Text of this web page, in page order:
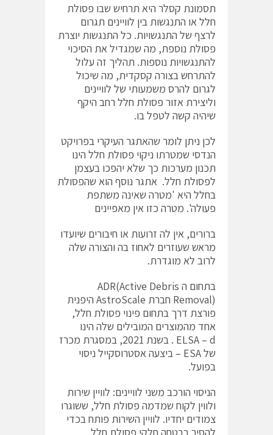
תסמונת קסלר היא תרחיש שבו פסולת
חלל או התנגשות בין לוויינים תגרום
לרצף של התנגשויות. כל התנגשות יוצרת
פסולת נוספת, מה שמגדיל את הסיכוי
להתנגשויות נוספות. תהליך זה עלול
להתרחש בצורה קסקדית, מה שיכול
לגרום להרס משמעותי של לוויינים
וליצירת אזור פסולת חלל רחב היקף
שיהיה קשה לטפל בו.
לכן ניתן לומר שהאתגר העיקרי בפרויקט
הנדסי שמטרתו ניקוי פסולת חלל הינו
תכנון מערכות כך שלא יהפכו בעצמן
לפסולת חלל. אתגר נוסף הוא שהפסולת
בחלל היא 'מטרה שאינה משתפת
פעולה'. מטרה כזו אין מאפיינים
ברורים, אין לה זרועות או חיבורים שיועדו
מראש שעוזרים לאחוז בה והצורה שלה
לרוב לא מוגדרת.
בתחום ה ADR(Active Debris
Removal) חברת AstroScale היפנית
פורצת דרך בתחום פינוי פסולת חלל,
אחד מהמוצרים המובילים שלה הינו
ELSA – d . בשנת 2021, במסגרת מכרז
של ESA – ביצעה אסטרוסקייל ניסוי
בפועל.
הניסוי הורכב משני לוויינים: לוויין שירות
ולווין לקוח שמדמה פסולת חלל, ששוגרו
צמודים יחדיו. לוויין השירות פותח בכדי
להסיר בבטחה חלקי פסולת חלל